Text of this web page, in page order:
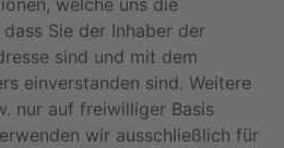
Sie der Inhaber der
sind und mit dem
einverstanden sind. Weitere
nur auf freiwilliger Basis
wir ausschließlich für